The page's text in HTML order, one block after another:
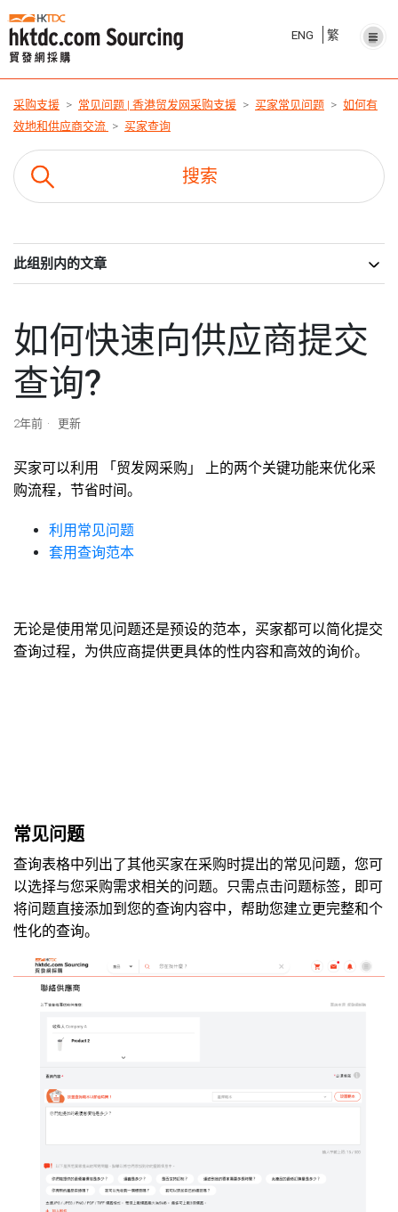
ENG 繁
采购支援 常见问题 | 香港贸发网采购支援 买家常见问题
如何有
效地和供应商交流
买家查询
此组别内的文章
如何快速向供应商提交
查询?
2年前 更新
买家可以利用 「贸发网采购」
上的两个关键功能来优化采
购流程，节省时间。
利用常见问题
套用查询范本
无论是使用常见问题还是预设的范本，买家都可以简化提交
查询过程，为供应商提供更具体的性内容和高效的询价。
常见问题
查询表格中列出了其他买家在采购时提出的常见问题，您可
以选择与您采购需求相关的问题。只需点击问题标签，即可
将问题直接添加到您的查询内容中，帮助您建立更完整和个
性化的查询。